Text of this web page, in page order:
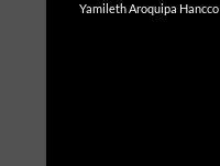
Yamileth Aroquipa Hancco